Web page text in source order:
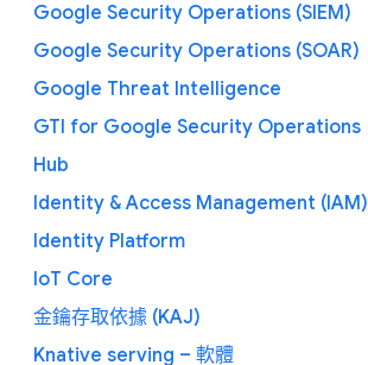
Google Security Operations (SIEM)
Google Security Operations (SOAR)
Google Threat Intelligence
GTI for Google Security Operations
Hub
Identity & Access Management (IAM)
Identity Platform
IoT Core
金鑰存取依據 (KAJ)
Knative serving – 軟體